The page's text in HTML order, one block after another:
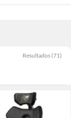
Resultados (71)